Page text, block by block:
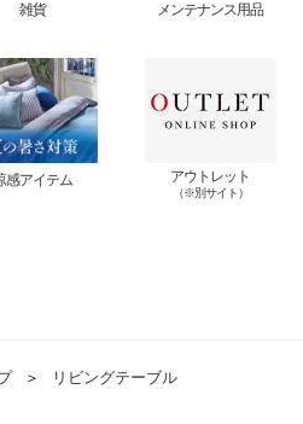
雑貨 メンテナンス用品
感アイテム アウトレット
（※別サイト）
＞ リビングテーブル